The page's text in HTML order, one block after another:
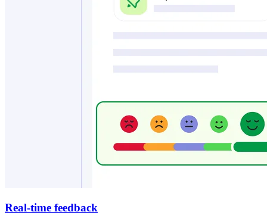
Real-time feedback